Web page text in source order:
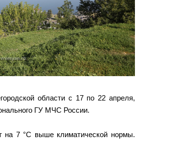
области с 17 по 22 апреля,
ГУ МЧС России.
на 7 °C выше климатической нормы.